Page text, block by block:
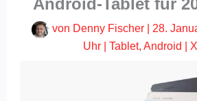
Android-Tablet für
von Denny Fischer
28.
Uhr
Tablet, Android